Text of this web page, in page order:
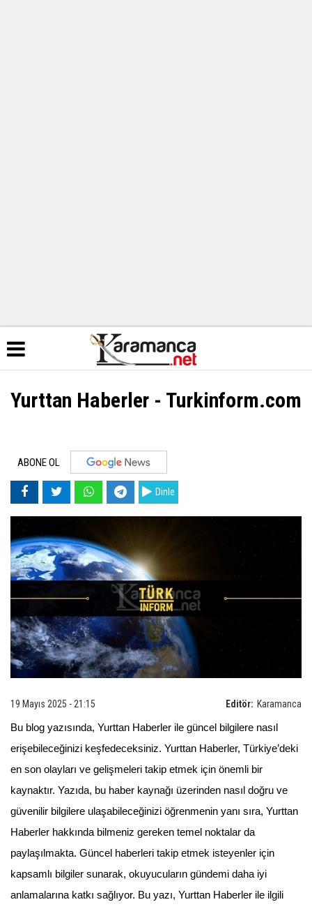
Yurttan Haberler - Turkinform.com
ABONE OL
Dinle
Editör: Karamanca
19 Mayıs 2025 - 21:15
Bu blog yazısında, Yurttan Haberler ile güncel bilgilere nasıl
erişebileceğinizi keşfedeceksiniz. Yurttan Haberler, Türkiye’deki
en son olayları ve gelişmeleri takip etmek için önemli bir
kaynaktır. Yazıda, bu haber kaynağı üzerinden nasıl doğru ve
güvenilir bilgilere ulaşabileceğinizi öğrenmenin yanı sıra, Yurttan
Haberler hakkında bilmeniz gereken temel noktalar da
paylaşılmakta. Güncel haberleri takip etmek isteyenler için
kapsamlı bilgiler sunarak, okuyucuların gündemi daha iyi
anlamalarına katkı sağlıyor. Bu yazı, Yurttan Haberler ile ilgili